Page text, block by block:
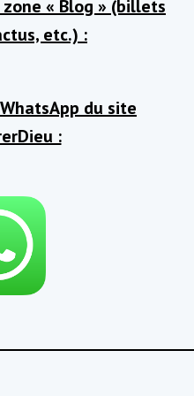
« Blog » (billets
etc.) :
du site
: